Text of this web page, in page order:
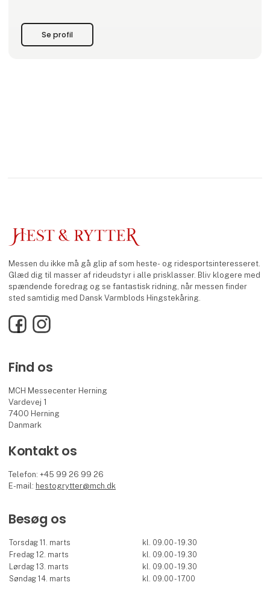
således hesten kun får den mængde foder den har b
Se profil
Messen du ikke må gå glip af som heste- og ridesportsinteresseret.
Glæd dig til masser af rideudstyr i alle prisklasser. Bliv klogere med
spændende foredrag og se fantastisk ridning, når messen finder
sted samtidig med Dansk Varmblods Hingstekåring.
FacebookInstagram
Find os
MCH Messecenter Herning
Vardevej 1
7400 Herning
Danmark
Kontakt os
Telefon: +45 99 26 99 26
E-mail: hestogrytter@mch.dk
Besøg os
Torsdag 11. marts
kl. 09.00 - 19.30
Fredag 12. marts
kl. 09.00 - 19.30
Lørdag 13. marts
kl. 09.00 - 19.30
Søndag 14. marts
kl. 09.00 - 17.00